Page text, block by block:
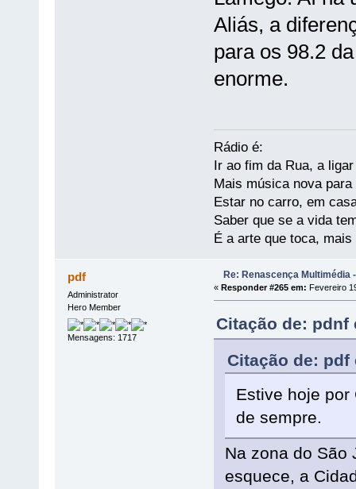
Aliás, a
para os 98.2
enorme.
Rádio é:
Ir ao fim da Rua, a
Mais música nova
Estar no carro, em
Saber que se a vida
É a arte que toca,
pdf
Administrator
Hero Member
Mensagens: 1717
Re: Renascença Multimédia
« Responder #265 em: Fevereiro
Citação de: pdnf
Citação de: pdf
Estive hoje por
de sempre.
Na zona do São
esquece, a